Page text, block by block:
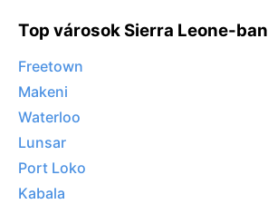
Top városok Sierra Leone-ban
Freetown
Makeni
Waterloo
Lunsar
Port Loko
Kabala